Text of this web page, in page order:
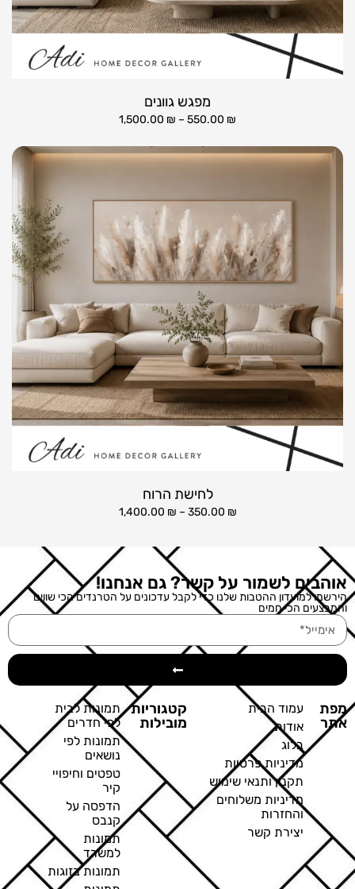
מפגש גוונים
550.00 ₪
–
1,500.00 ₪
לחישת הרוח
350.00 ₪
–
1,400.00 ₪
אוהבים לשמור על קשר? גם אנחנו!
הירשמו למועדון ההטבות שלנו כדי לקבל עדכונים על הטרנדים הכי שווים
והמבצעים הכי חמים
מפת
אתר
עמוד הבית
אודות
בלוג
מדיניות פרטיות
תקנון ותנאי שימוש
מדיניות משלוחים
והחזרות
יצירת קשר
קטגוריות
מובילות
תמונות לבית
לפי חדרים
תמונות לפי
נושאים
טפטים וחיפויי
קיר
הדפסה על
קנבס
תמונות
למשרד
תמונות בזוגות